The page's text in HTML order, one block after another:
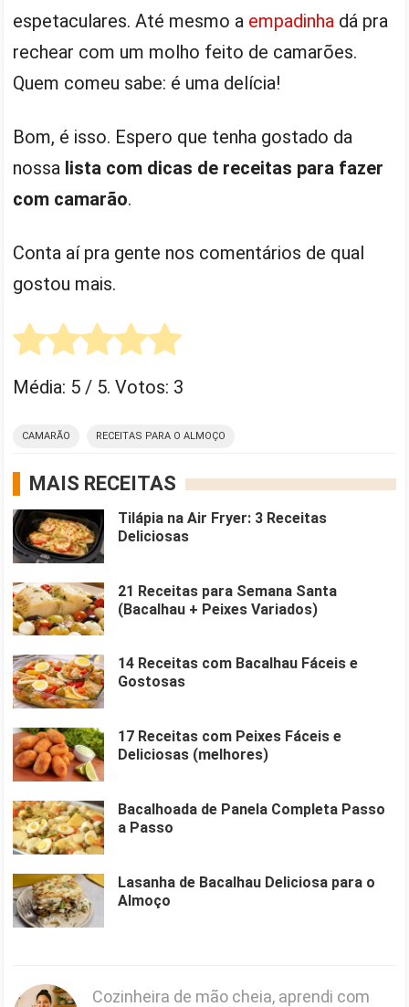
espetaculares. Até mesmo a empadinha dá pra
rechear com um molho feito de camarões.
Quem comeu sabe: é uma delícia!
Bom, é isso. Espero que tenha gostado da
nossa lista com dicas de receitas para fazer
com camarão.
Conta aí pra gente nos comentários de qual
gostou mais.
Média: 5 / 5. Votos: 3
CAMARÃO RECEITAS PARA O ALMOÇO
MAIS RECEITAS
Tilápia na Air Fryer: 3 Receitas
Deliciosas
21 Receitas para Semana Santa
(Bacalhau + Peixes Variados)
14 Receitas com Bacalhau Fáceis e
Gostosas
17 Receitas com Peixes Fáceis e
Deliciosas (melhores)
Bacalhoada de Panela Completa Passo
a Passo
Lasanha de Bacalhau Deliciosa para o
Almoço
Cozinheira de mão cheia, aprendi com